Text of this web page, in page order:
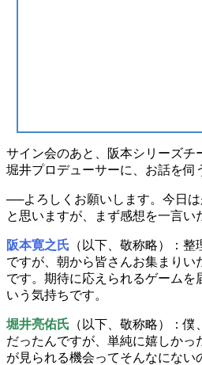
サイン会のあと、 阪本シリーズチ
堀井プロデューサーに、お話を伺
──よろしくお願いします。今日
と思いますが、まず感想を一言い
阪本寛之氏 （以下、敬称略）：
ですが、朝から皆さんお集まりい
です。 期待に応えられるゲーム を
いう気持ちです。
堀井亮佑氏 （以下、敬称略）：僕
だったんですが、単純に嬉しかっ
が見られる機会ってそんなにない